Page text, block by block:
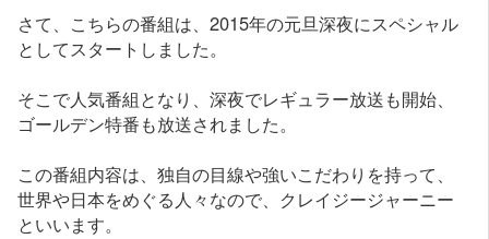
さて、こちらの番組は、2015年の元旦深夜にスペシャル
としてスタートしました。
そこで人気番組となり、深夜でレギュラー放送も開始、
ゴールデン特番も放送されました。
この番組内容は、独自の目線や強いこだわりを持って、
世界や日本をめぐる人々なので、クレイジージャーニー
といいます。